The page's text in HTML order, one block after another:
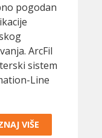
pogodan
ArcFil
sistem
Line
VIŠE